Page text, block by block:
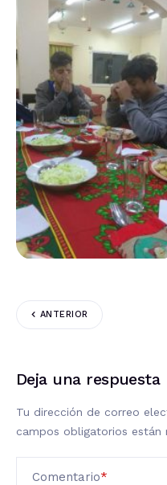
ANTERIOR
Deja una respuesta
Tu dirección de correo
campos obligatorios están
Comentario*